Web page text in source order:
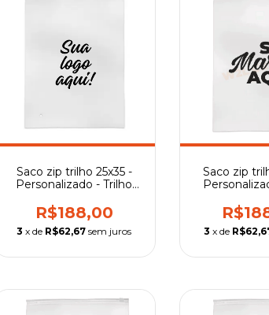
Saco zip trilho 25x35 -
Personalizado - Trilho
R$188,00
3 x de R$62,67 sem juros
Saco zip
3 x de